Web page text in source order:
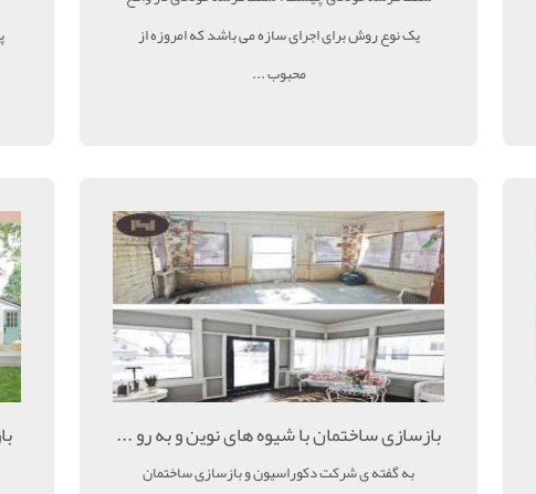
یک نوع روش برای اجرای سازه می باشد که امروزه از
محبوب ...
بازسازی ساختمان با شیوه های نوین و به رو ...
به گفته ی شرکت دکوراسیون و بازسازی ساختمان